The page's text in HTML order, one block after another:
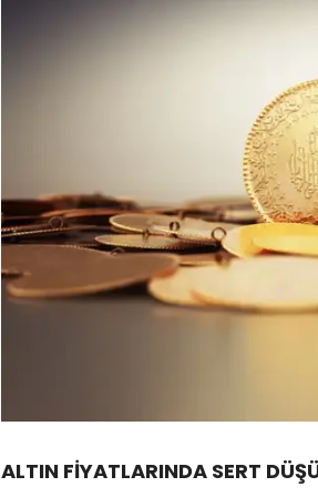
ALTIN FİYATLARINDA SERT